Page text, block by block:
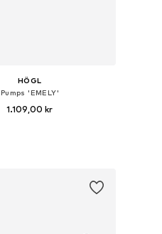
HÖGL
Pumps 'EMELY'
1.109,00 kr